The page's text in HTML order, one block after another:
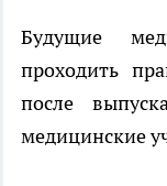
Будущие
проходить
после
медицинские